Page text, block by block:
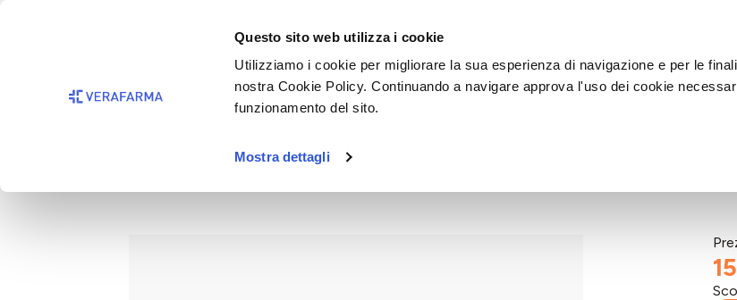
Questo sito web utilizza i cookie
Utilizziamo i cookie per migliorare la sua esperienza di navigazione e per le
nostra Cookie Policy. Continuando a navigare approva l'uso dei cookie
funzionamento del sito.
Mostra dettagli
Passa alla navigazione principale
IAP PROFUMO UOMO 71 EX61 150ML